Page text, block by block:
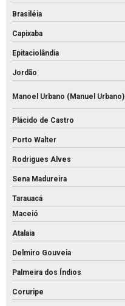
Brasiléia
Capixaba
Epitaciolândia
Jordão
Manoel Urbano (Manuel Urbano)
Plácido de Castro
Porto Walter
Rodrigues Alves
Sena Madureira
Tarauacá
Maceió
Atalaia
Delmiro Gouveia
Palmeira dos Índios
Coruripe